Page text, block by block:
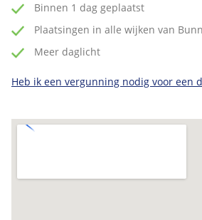
Binnen 1 dag geplaatst
Plaatsingen in alle wijken van
Meer daglicht
Heb ik een vergunning nodig voor een